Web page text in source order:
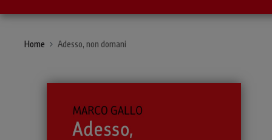
Home Adesso, non domani